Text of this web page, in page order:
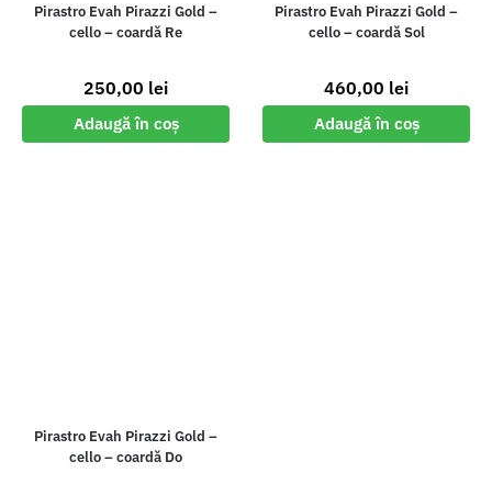
Pirastro Evah Pirazzi Gold –
cello – coardă Re
250,00 lei
Adaugă în coș
Pirastro Evah Pirazzi Gold –
cello – coardă Sol
460,00 lei
Adaugă în coș
Pirastro Evah Pirazzi Gold –
cello – coardă Do